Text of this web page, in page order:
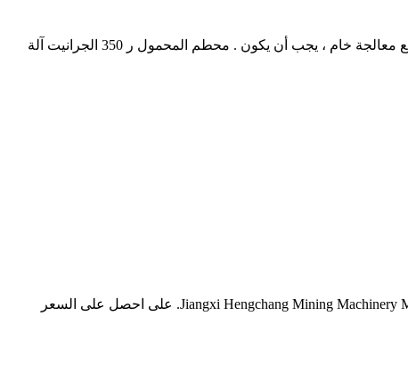
خام خط الصغيرة. مصنع معالجة خام النحاس الصغيرة. مصنع معالجة الجرانيت الهند . مصانع معالجة الذهب الصغيرة الهند. في الذهب مصنع معالجة خام ، يجب أن يكون . محطم المحمول ر 350 الجرانيت آلة
مطحنة خردة الذهب الصغيرة. الصين الفك محطم المورد, الصينية الكرة طاحونة, هز الجدول الصينية الصانع والمورد Jiangxi Hengchang Mining Machinery Manufacturing Co., Ltd. على احصل على السعر